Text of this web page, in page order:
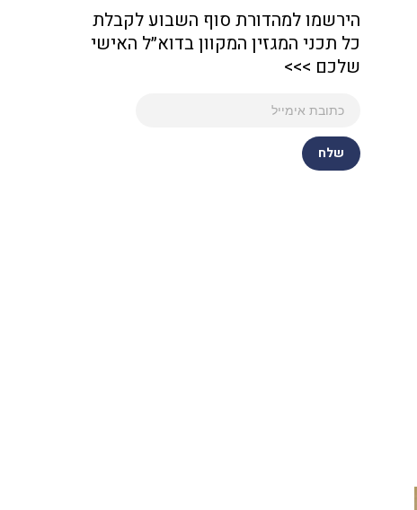
הירשמו למהדורת סוף השבוע לקבלת
כל תכני המגזין המקוון בדוא״ל האישי
שלכם >>>